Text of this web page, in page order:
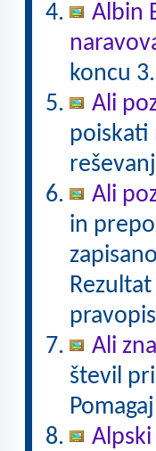
Albin
koncu
Ali
poiskati
Ali
in
Ali
števil
Alpski